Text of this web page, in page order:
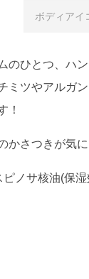
ボディアイ
のひとつ、ハ
ミツやアルガ
！
かさつきが気
ノサ核油(保湿